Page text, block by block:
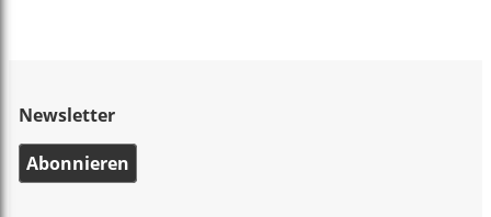
Newsletter
Abonnieren